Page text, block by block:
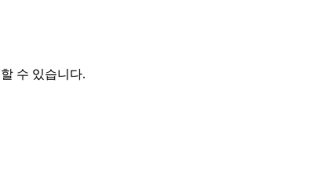
수 있습니다.